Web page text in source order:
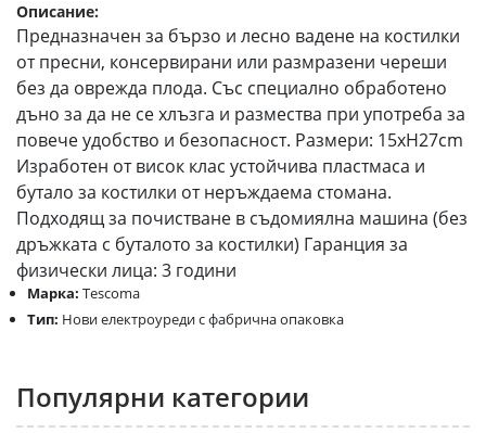
Описание:
Предназначен за бързо и лесно вадене на костилки
от пресни, консервирани или размразени череши
без да оврежда плода. Със специално обработено
дъно за да не се хлъзга и размества при употреба за
повече удобство и безопасност. Размери: 15xH27cm
Изработен от висок клас устойчива пластмаса и
бутало за костилки от неръждаема стомана.
Подходящ за почистване в съдомиялна машина (без
дръжката с буталото за костилки) Гаранция за
физически лица: 3 години
Марка: Tescoma
Тип: Нови електроуреди с фабрична опаковка
Популярни категории